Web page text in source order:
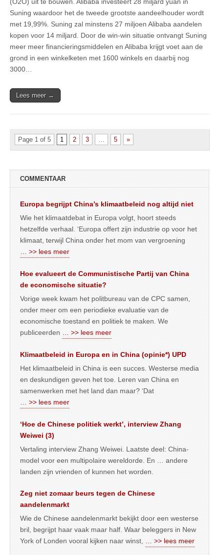
Suning waardoor het de tweede grootste aandeelhouder wordt
met 19,99%. Suning zal minstens 27 miljoen Alibaba aandelen
kopen voor 14 miljard. Door de win-win situatie ontvangt Suning
meer meer financieringsmiddelen en Alibaba krijgt voet aan de
grond in een winkelketen met 1600 winkels en daarbij nog
3000…
Lees meer →
Page 1 of 5 1 2 3 5 »
COMMENTAAR
Europa begrijpt China’s klimaatbeleid nog altijd niet
Wie het klimaatdebat in Europa volgt, hoort steeds
hetzelfde verhaal. ‘Europa offert zijn industrie op voor het
klimaat, terwijl China onder het mom van vergroening
… >> lees meer
Hoe evalueert de Communistische Partij van China
de economische situatie?
Vorige week kwam het politbureau van de CPC samen,
onder meer om een periodieke evaluatie van de
economische toestand en politiek te maken. We
publiceerden
… >> lees meer
Klimaatbeleid in Europa en in China (opinie*) UPD
Het klimaatbeleid in China is een succes. Westerse media
en deskundigen geven het toe. Leren van China en
samenwerken met het land dan maar? ‘Dat
… >> lees meer
‘Hoe de Chinese politiek werkt’, interview Zhang
Weiwei (3)
Vertaling interview Zhang Weiwei. Laatste deel: China-
model voor een multipolaire wereldorde. En … andere
landen zijn vrienden of kunnen het worden.
Zeg niet zomaar beurs tegen de Chinese
aandelenmarkt
Wie de Chinese aandelenmarkt bekijkt door een westerse
bril, begrijpt haar vaak maar half. Waar beleggers in New
York of Londen vooral kijken naar winst,
… >> lees meer